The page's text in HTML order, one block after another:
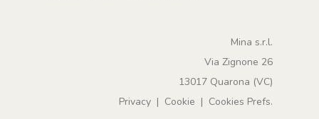
Mina s.r.l.
Via Zignone 26
13017 Quarona (VC)
Privacy | Cookie | Cookies Prefs.